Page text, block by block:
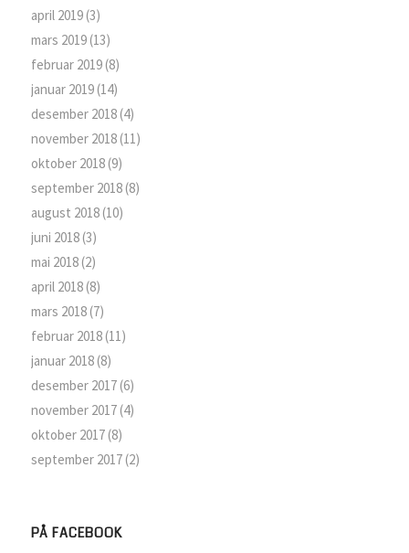
april 2019(3)
mars 2019(13)
februar 2019(8)
januar 2019(14)
desember 2018(4)
november 2018(11)
oktober 2018(9)
september 2018(8)
august 2018(10)
juni 2018(3)
mai 2018(2)
april 2018(8)
mars 2018(7)
februar 2018(11)
januar 2018(8)
desember 2017(6)
november 2017(4)
oktober 2017(8)
september 2017(2)
PÅ FACEBOOK